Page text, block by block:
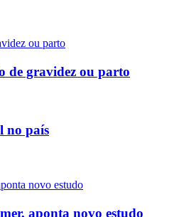
de gravidez ou parto
no país
aponta novo estudo